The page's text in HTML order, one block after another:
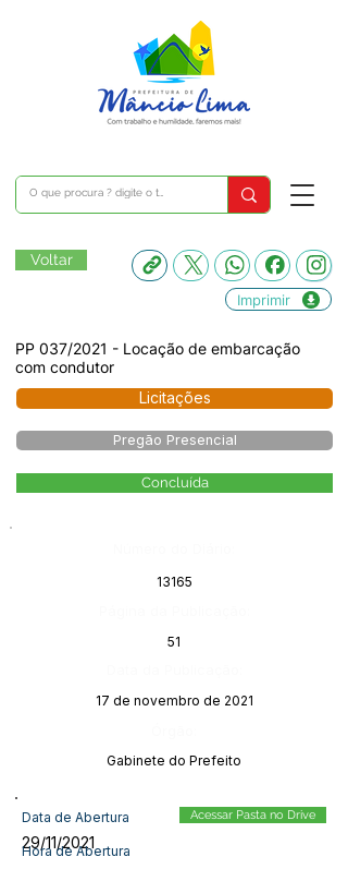
Voltar
Imprimir
PP 037/2021 - Locação de embarcação
com condutor
Licitações
Pregão Presencial
Concluída
13165
51
17 de novembro de 2021
Gabinete do Prefeito
Data de Abertura
29/11/2021
Hora de Abertura
Acessar Pasta no Drive